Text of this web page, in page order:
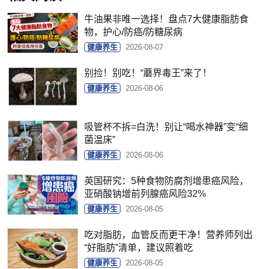
牛油果非唯一选择！盘点7大健康脂肪食
物，护心/防癌/防糖尿病
健康养生 2026-08-07
别捡！别吃！“蘑界毒王”来了！
健康养生 2026-08-06
吸管杯不拆=白洗！别让“喝水神器”变“细
菌温床”
健康养生 2026-08-06
英国研究：5种食物防腐剂增患癌风险，
亚硝酸钠增前列腺癌风险32%
健康养生 2026-08-05
吃对脂肪，血管反而更干净！营养师列出
“好脂肪”清单，建议照着吃
健康养生 2026-08-05